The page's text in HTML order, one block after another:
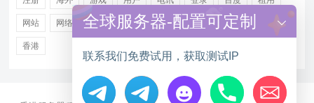
网站 网络 腾讯 虚拟主机 证书 配置 阿里
香港
全球服务器-配置可定制
联系我们免费试用，获取测试IP